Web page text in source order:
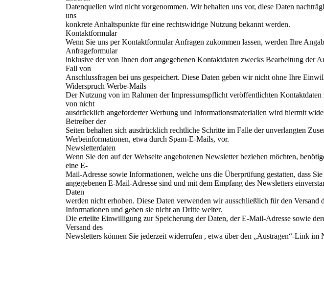
Datenquellen wird nicht vorgenommen. Wir behalten uns vor, diese Daten
uns
konkrete Anhaltspunkte für eine rechtswidrige Nutzung bekannt werden.
Kontaktformular
Wenn Sie uns per Kontaktformular Anfragen zukommen lassen, werden Ihre
Anfrageformular
inklusive der von Ihnen dort angegebenen Kontaktdaten zwecks Bearbeitung der
Fall von
Anschlussfragen bei uns gespeichert. Diese Daten geben wir nicht ohne Ihre
Widerspruch Werbe-Mails
Der Nutzung von im Rahmen der Impressumspflicht veröffentlichten Kontaktdaten
von nicht
ausdrücklich angeforderter Werbung und Informationsmaterialien wird hiermit
Betreiber der
Seiten behalten sich ausdrücklich rechtliche Schritte im Falle der unverlangten
Werbeinformationen, etwa durch Spam-E-Mails, vor.
Newsletterdaten
Wenn Sie den auf der Webseite angebotenen Newsletter beziehen möchten,
eine E-
Mail-Adresse sowie Informationen, welche uns die Überprüfung gestatten, dass
angegebenen E-Mail-Adresse sind und mit dem Empfang des Newsletters
Daten
werden nicht erhoben. Diese Daten verwenden wir ausschließlich für den Versand
Informationen und geben sie nicht an Dritte weiter.
Die erteilte Einwilligung zur Speicherung der Daten, der E-Mail-Adresse sowie
Versand des
Newsletters können Sie jederzeit widerrufen , etwa über den „Austragen“-Link im